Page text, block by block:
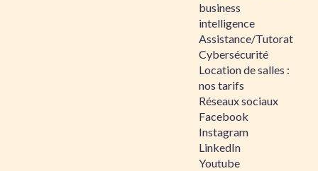
business
intelligence
Assistance/Tutorat
Cybersécurité
Location de salles :
nos tarifs
Réseaux sociaux
Facebook
Instagram
LinkedIn
Youtube